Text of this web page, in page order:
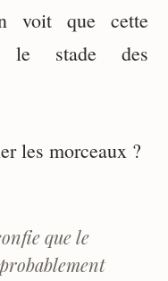
voit que cette
le stade des
les morceaux ?
que le